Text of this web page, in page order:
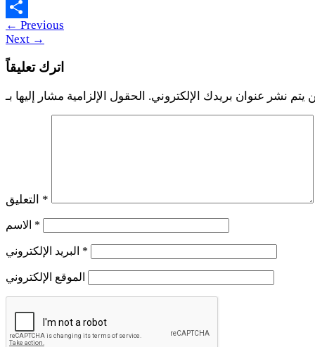
WhatsApp
Share
← Previous
Next →
اترك تعليقاً
يتم نشر عنوان بريدك الإلكتروني.
*
*
*
الموقع الإلكتروني